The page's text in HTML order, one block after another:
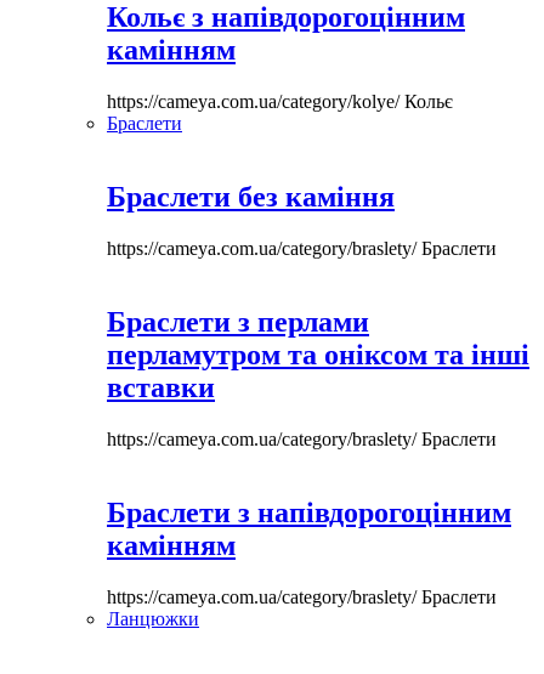
Кольє з напівдорогоцінним
камінням
https://cameya.com.ua/category/kolye/Кольє
Браслети
Браслети без каміння
https://cameya.com.ua/category/braslety/Браслети
Браслети з перлами
перламутром та оніксом та інші
вставки
https://cameya.com.ua/category/braslety/Браслети
Браслети з напівдорогоцінним
камінням
https://cameya.com.ua/category/braslety/Браслети
Ланцюжки